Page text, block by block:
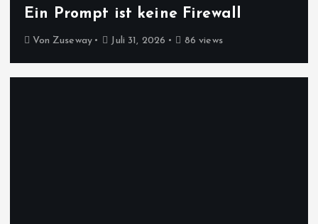
Ein Prompt ist keine Firewall
Von Zuseway Juli 31, 2026 86 views